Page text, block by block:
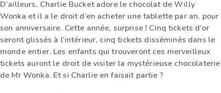
D’ailleurs, Charlie Bucket adore le chocolat de Willy
Wonka et il a le droit d’en acheter une tablette par an, pour
son anniversaire. Cette année, surprise ! Cinq tickets d’or
seront glissés à l’intérieur, cinq tickets disséminés dans le
monde entier. Les enfants qui trouveront ces merveilleux
tickets auront le droit de visiter la mystérieuse chocolaterie
de Mr Wonka. Et si Charlie en faisait partie ?